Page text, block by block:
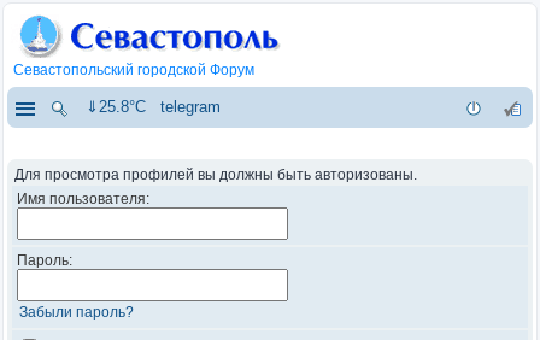
Севастопольский городской Форум
⇓25.8°C telegram
Для просмотра профилей вы должны быть авторизованы.
Имя пользователя:
Пароль:
Забыли пароль?